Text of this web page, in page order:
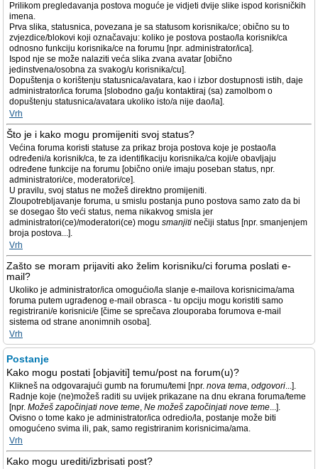
Prilikom pregledavanja postova moguće je vidjeti dvije slike ispod korisničkih
imena.
Prva slika, statusnica, povezana je sa statusom korisnika/ce; obično su to
zvjezdice/blokovi koji označavaju: koliko je postova postao/la korisnik/ca
odnosno funkciju korisnika/ce na forumu [npr. administrator/ica].
Ispod nje se može nalaziti veća slika zvana avatar [obično
jedinstvena/osobna za svakog/u korisnika/cu].
Dopuštenja o korištenju statusnica/avatara, kao i izbor dostupnosti istih, daje
administrator/ica foruma [slobodno ga/ju kontaktiraj (sa) zamolbom o
dopuštenju statusnica/avatara ukoliko isto/a nije dao/la].
Vrh
Što je i kako mogu promijeniti svoj status?
Većina foruma koristi statuse za prikaz broja postova koje je postao/la
određeni/a korisnik/ca, te za identifikaciju korisnika/ca koji/e obavljaju
određene funkcije na forumu [obično oni/e imaju poseban status, npr.
administratori/ce, moderatori/ce].
U pravilu, svoj status ne možeš direktno promijeniti.
Zloupotrebljavanje foruma, u smislu postanja puno postova samo zato da bi
se dosegao što veći status, nema nikakvog smisla jer
administratori(ce)/moderatori(ce) mogu smanjiti nečiji status [npr. smanjenjem
broja postova...].
Vrh
Zašto se moram prijaviti ako želim korisniku/ci foruma poslati e-
mail?
Ukoliko je administrator/ica omogućio/la slanje e-mailova korisnicima/ama
foruma putem ugrađenog e-mail obrasca - tu opciju mogu koristiti samo
registrirani/e korisnici/e [čime se sprečava zlouporaba forumova e-mail
sistema od strane anonimnih osoba].
Vrh
Postanje
Kako mogu postati [objaviti] temu/post na forum(u)?
Klikneš na odgovarajući gumb na forumu/temi [npr. nova tema, odgovori...].
Radnje koje (ne)možeš raditi su uvijek prikazane na dnu ekrana foruma/teme
[npr. Možeš započinjati nove teme, Ne možeš započinjati nove teme...].
Ovisno o tome kako je administrator/ica odredio/la, postanje može biti
omogućeno svima ili, pak, samo registriranim korisnicima/ama.
Vrh
Kako mogu urediti/izbrisati post?